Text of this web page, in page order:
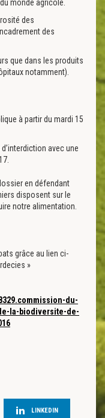
monde agricole.
des
des
que dans les produits
notamment).
à partir du mardi 15
avec une
en défendant
disposent sur le
notre alimentation.
grâce au lien ci-
»
du-
la-biodiversite-de-
LINKEDIN